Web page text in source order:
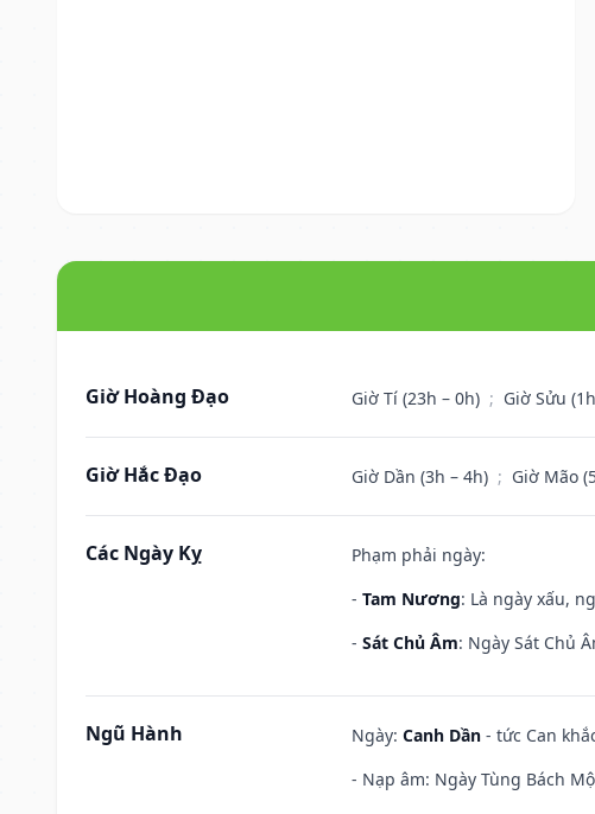
Giờ Hoàng Đạo Giờ Tí (23h – 0h) ; Giờ Sửu
Giờ Hắc Đạo Giờ Dần (3h – 4h) ; Giờ Mão
Các Ngày Kỵ
Phạm phải ngày:
- Tam Nương: Là ngày xấu,
- Sát Chủ Âm: Ngày Sát Chủ
Ngũ Hành Ngày: Canh Dần - tức Can
- Nạp âm: Ngày Tùng Bách